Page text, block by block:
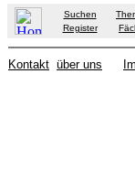
Suchen
Register
Kontakt über uns